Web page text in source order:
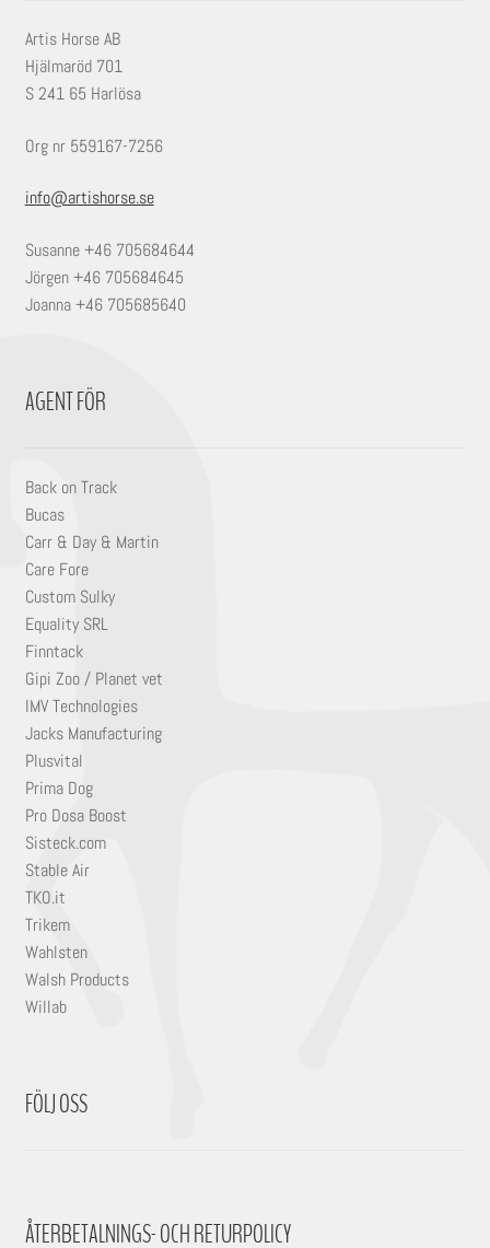
Artis Horse AB
Hjälmaröd 701
S 241 65 Harlösa
Org nr 559167-7256
info@artishorse.se
Susanne +46 705684644
Jörgen +46 705684645
Joanna +46 705685640
AGENT FÖR
Back on Track
Bucas
Carr & Day & Martin
Care Fore
Custom Sulky
Equality SRL
Finntack
Gipi Zoo / Planet vet
IMV Technologies
Jacks Manufacturing
Plusvital
Prima Dog
Pro Dosa Boost
Sisteck.com
Stable Air
TKO.it
Trikem
Wahlsten
Walsh Products
Willab
FÖLJ OSS
ÅTERBETALNINGS- OCH RETURPOLICY